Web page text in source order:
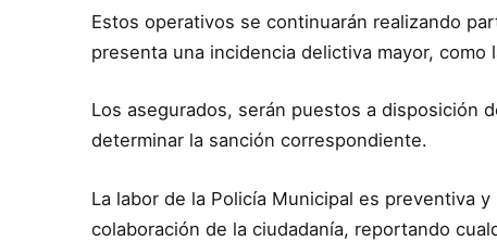
Estos operativos se continuarán realizando
presenta una incidencia delictiva mayor,
Los asegurados, serán puestos a disposición
determinar la sanción correspondiente.
La labor de la Policía Municipal es preventiva
colaboración de la ciudadanía, reportando